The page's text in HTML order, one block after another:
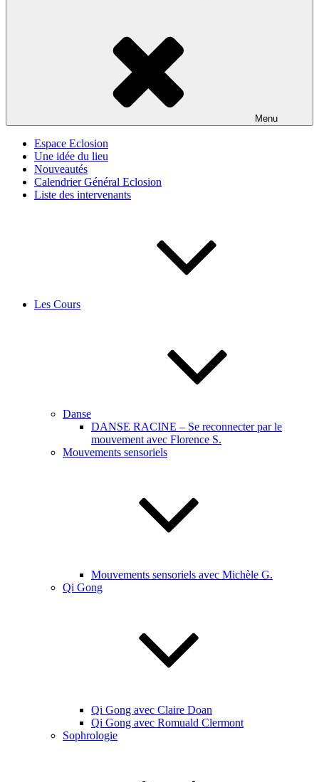
Menu
Espace Eclosion
Une idée du lieu
Nouveautés
Calendrier Général Eclosion
Liste des intervenants
Les Cours
Danse
DANSE RACINE – Se reconnecter par le
mouvement avec Florence S.
Mouvements sensoriels
Mouvements sensoriels avec Michèle G.
Qi Gong
Qi Gong avec Claire Doan
Qi Gong avec Romuald Clermont
Sophrologie